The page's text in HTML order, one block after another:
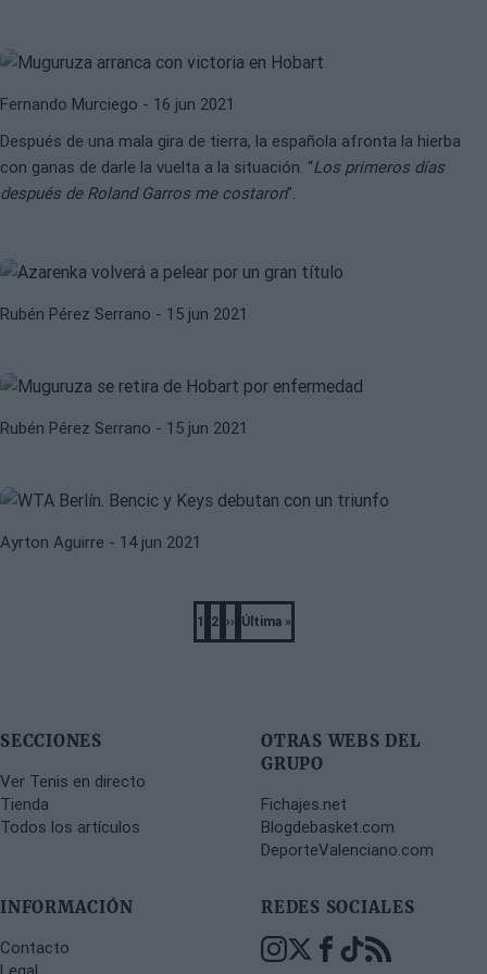
Fernando Murciego - 16 jun 2021
Después de una mala gira de tierra, la española afronta la hierba
con ganas de darle la vuelta a la situación. “Los primeros días
después de Roland Garros me costaron”.
ANGELIQUE KERBER BERLÍN
Rubén Pérez Serrano - 15 jun 2021
Muguruza arranca contundente en
Rubén Pérez Serrano - 15 jun 2021
WTA Berlín. Bencic y Keys debutan
Ayrton Aguirre - 14 jun 2021
Página
1
Página
2
Next
››
Last
Última »
SECCIONES
Ver Tenis en directo
Tienda
Todos los artículos
OTRAS WEBS DEL
GRUPO
Fichajes.net
Blogdebasket.com
DeporteValenciano.com
INFORMACIÓN
Contacto
REDES SOCIALES